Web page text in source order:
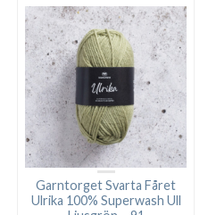
Garntorget Svarta Fåret
Ulrika 100% Superwash Ull